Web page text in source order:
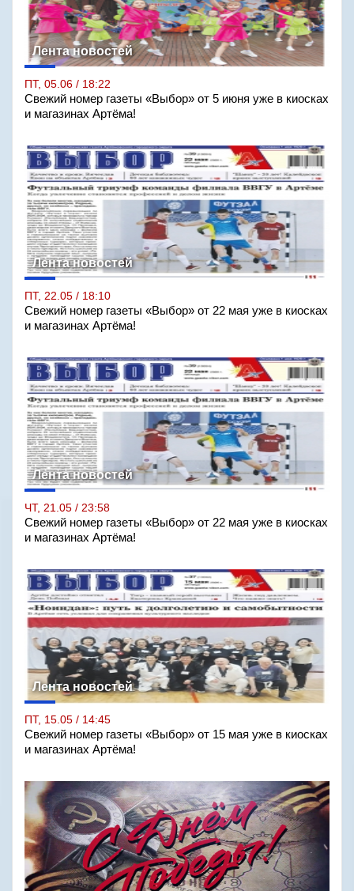
Лента новостей
ПТ, 05.06 / 18:22
Свежий номер газеты «Выбор» от 5 июня уже в киосках
и магазинах Артёма!
Лента новостей
ПТ, 22.05 / 18:10
Свежий номер газеты «Выбор» от 22 мая уже в киосках
и магазинах Артёма!
Лента новостей
ЧТ, 21.05 / 23:58
Свежий номер газеты «Выбор» от 22 мая уже в киосках
и магазинах Артёма!
Лента новостей
ПТ, 15.05 / 14:45
Свежий номер газеты «Выбор» от 15 мая уже в киосках
и магазинах Артёма!